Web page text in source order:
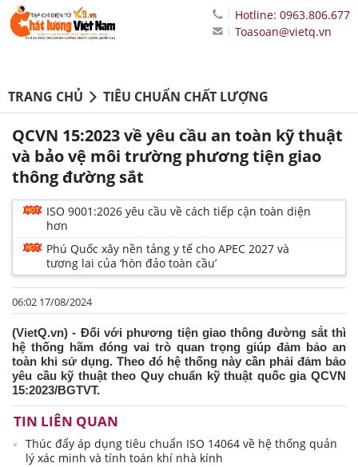
Hotline: 0963.806.677
Toasoan@vietq.vn
TRANG CHỦ TIÊU CHUẨN CHẤT LƯỢNG
QCVN 15:2023 về yêu cầu an toàn kỹ thuật
và bảo vệ môi trường phương tiện giao
thông đường sắt
ISO 9001:2026 yêu cầu về cách tiếp cận toàn diện
hơn
Phú Quốc xây nền tảng y tế cho APEC 2027 và
tương lai của ‘hòn đảo toàn cầu’
06:02 17/08/2024
(VietQ.vn) - Đối với phương tiện giao thông đường sắt thì
hệ thống hãm đóng vai trò quan trọng giúp đảm bảo an
toàn khi sử dụng. Theo đó hệ thống này cần phải đảm bảo
yêu cầu kỹ thuật theo Quy chuẩn kỹ thuật quốc gia QCVN
15:2023/BGTVT.
TIN LIÊN QUAN
Thúc đẩy áp dụng tiêu chuẩn ISO 14064 về hệ thống quản
lý xác minh và tính toán khí nhà kính